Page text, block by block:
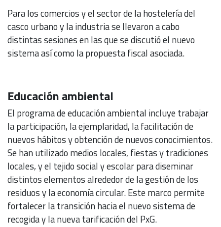
Para los comercios y el sector de la hostelería del
casco urbano y la industria se llevaron a cabo
distintas sesiones en las que se discutió el nuevo
sistema así como la propuesta fiscal asociada.
Educación ambiental
El programa de educación ambiental incluye trabajar
la participación, la ejemplaridad, la facilitación de
nuevos hábitos y obtención de nuevos conocimientos.
Se han utilizado medios locales, fiestas y tradiciones
locales, y el tejido social y escolar para diseminar
distintos elementos alrededor de la gestión de los
residuos y la economía circular. Este marco permite
fortalecer la transición hacia el nuevo sistema de
recogida y la nueva tarificación del PxG.